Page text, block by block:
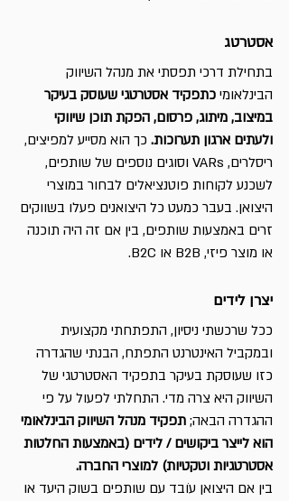
אסטרטג
בתחילת דרכי תפסתי את מנהל השיווק
הבינלאומי כתפקיד אסטרטגי שעוסק בעיקר
במיצוב, מיתוג, פרסום, הפקת תוכן שיווקי
ולעתים ארגון תערוכות. כך הוא מסייע למפיצים,
ריסלרים, VARs וסוגים נוספים של שותפים,
לשכנע לקוחות פוטנציאלים לבחור במוצרי
היצואן. בעבר כמעט כל היצואנים פעלו בשווקים
זרים באמצעות שותפים, בין אם זה היה תוכנה
או מוצר פיזי, B2B או B2C.
יצרן לידים
ככל שרכשתי ניסיון, התפתחתי מקצועית
ובמקביל האינטרנט התפתח, הבנתי שהגדרה
כזו שעוסקת בעיקר בתפקיד האסטרטגי של
השיווק היא צרה מדי. התחלתי לפעול על פי
ההגדרה הבאה; תפקיד מנהל השיווק הבינלאומי
הוא לייצר ביקושים / לידים (באמצעות החלטות
אסטרטגיות וטקטיות) למוצרי החברה.
בין אם היצואן עֹובד עם שותפים בשוק היעד או